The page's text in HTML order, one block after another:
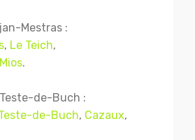
Mestras :
, Le Teich,
Mios.
de-Buch :
de-Buch, Cazaux,